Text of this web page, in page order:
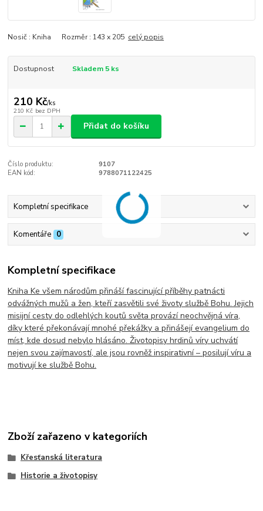
Nosič : Kniha Rozměr : 143 x 205 celý popis
Dostupnost Skladem 5 ks
210 Kč/ks
210 Kč bez DPH
Přidat do košíku
Číslo produktu:
9107
EAN kód:
9788071122425
Kompletní specifikace
Komentáře 0
Kompletní specifikace
Kniha Ke všem národům přináší fascinující příběhy patnácti
odvážných mužů a žen, kteří zasvětili své životy službě Bohu. Jejich
misijní cesty do odlehlých koutů světa provází neochvějná víra,
díky které překonávají mnohé překážky a přinášejí evangelium do
míst, kde dosud nebylo hlásáno. Životopisy hrdinů víry uchvátí
nejen svou zajímavostí, ale jsou rovněž inspirativní – posilují víru a
motivují ke službě Bohu.
Zboží zařazeno v kategoriích
Křesťanská literatura
Historie a životopisy